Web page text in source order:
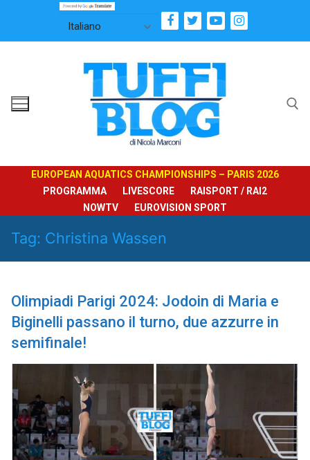
contenuto
EUROPEAN AQUATICS CHAMPIONSHIPS – PARIS 2026
PROGRAMMA
LIVESCORE
RAISPORT / RAI2
NOWTV
EUROVISION SPORT
Tag: Christina Wassen
Olimpiadi Parigi 2024: Jodoin di Maria e
Biginelli passano il turno, due azzurre in
semifinale!